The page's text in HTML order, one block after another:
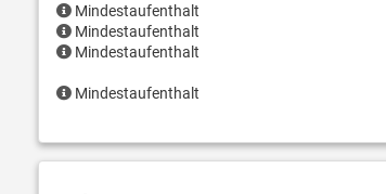
Mindestaufenthalt
Mindestaufenthalt
Mindestaufenthalt
Mindestaufenthalt